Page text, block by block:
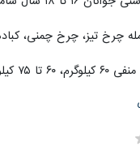
چرخ تیز، چرخ چمنی،
رقابت مشخص خواهد شد.